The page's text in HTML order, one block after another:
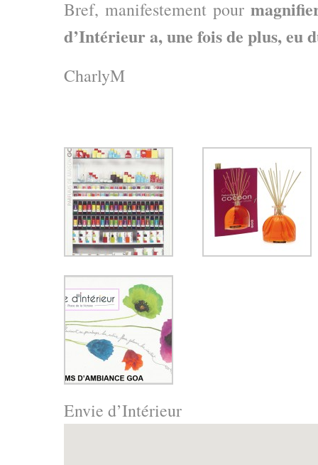
Bref, manifestement pour
d’Intérieur a, une fois de plus, eu
CharlyM
Envie d’Intérieur